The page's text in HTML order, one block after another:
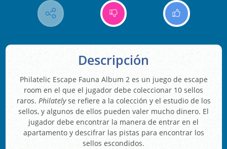
Descripción
Philatelic Escape Fauna Album 2 es un juego de escape
room en el que el jugador debe coleccionar 10 sellos
raros. Philatelyse refiere a la colección y el estudio de los
sellos, y algunos de ellos pueden valer mucho dinero. El
jugador debe encontrar la manera de entrar en el
apartamento y descifrar las pistas para encontrar los
sellos escondidos.